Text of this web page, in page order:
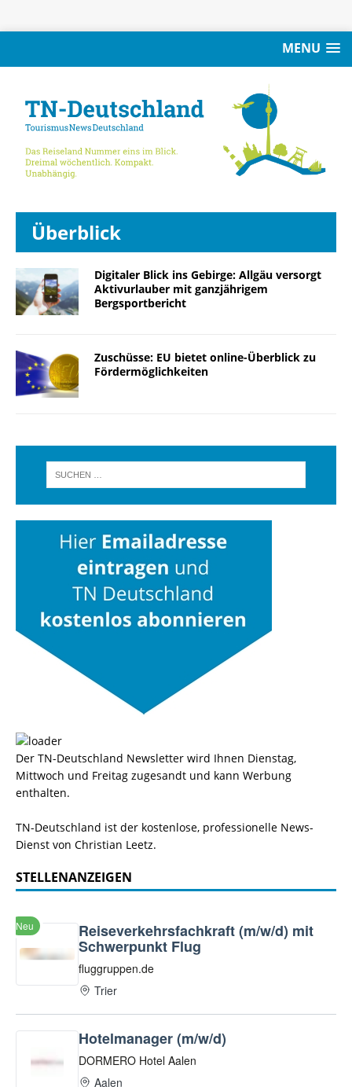
MENU
Überblick
Digitaler Blick ins Gebirge: Allgäu versorgt
Aktivurlauber mit ganzjährigem
Bergsportbericht
Zuschüsse: EU bietet online-Überblick zu
Fördermöglichkeiten
Der TN-Deutschland Newsletter wird Ihnen Dienstag,
Mittwoch und Freitag zugesandt und kann Werbung
enthalten.
TN-Deutschland ist der kostenlose, professionelle News-
Dienst von Christian Leetz.
STELLENANZEIGEN